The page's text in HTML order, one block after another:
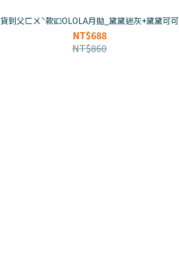
貨到父ㄈㄨˋ款💷OLOLA月拋_黛黛迷灰+黛黛可可
NT$688
NT$860